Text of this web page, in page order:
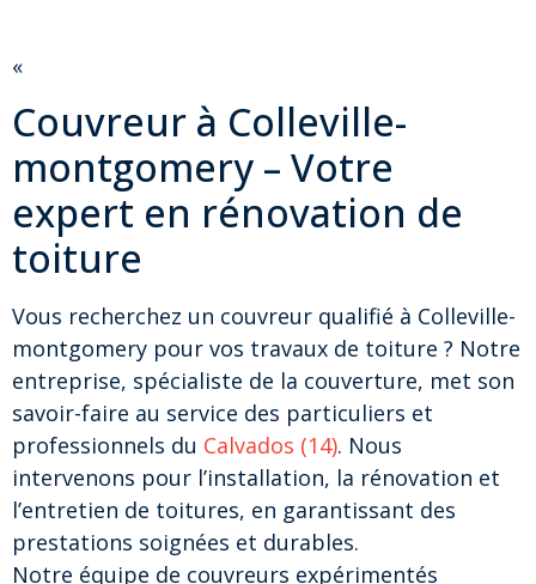
«
Couvreur à Colleville-
montgomery – Votre
expert en rénovation de
toiture
Vous recherchez un couvreur qualifié à Colleville-
montgomery pour vos travaux de toiture ? Notre
entreprise, spécialiste de la couverture, met son
savoir-faire au service des particuliers et
professionnels du Calvados (14). Nous
intervenons pour l’installation, la rénovation et
l’entretien de toitures, en garantissant des
prestations soignées et durables.
Notre équipe de couvreurs expérimentés